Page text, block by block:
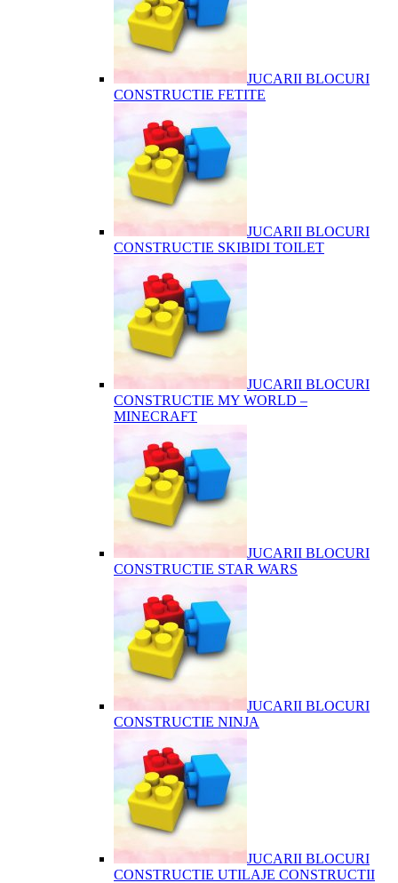
JUCARII BLOCURI
CONSTRUCTIE FETITE
JUCARII BLOCURI
CONSTRUCTIE SKIBIDI TOILET
JUCARII BLOCURI
CONSTRUCTIE MY WORLD –
MINECRAFT
JUCARII BLOCURI
CONSTRUCTIE STAR WARS
JUCARII BLOCURI
CONSTRUCTIE NINJA
JUCARII BLOCURI
CONSTRUCTIE UTILAJE CONSTRUCTII